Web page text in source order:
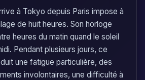
à Tokyo depuis Paris impose à
de huit heures. Son horloge
heures du matin quand le soleil
Pendant plusieurs jours, ce
une fatigue particulière, des
involontaires, une difficulté à